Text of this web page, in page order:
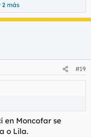
2 más
#19
en Moncofar se
o Lila.